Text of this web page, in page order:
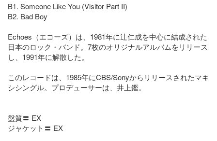
B1. Someone Like You (Visitor Part II)
B2. Bad Boy
Echoes（エコーズ）は、1981年に辻仁成を中心に結成された
日本のロック・バンド。7枚のオリジナルアルバムをリリース
し、1991年に解散した。
このレコードは、1985年にCBS/Sonyからリリースされたマキ
シシングル。プロデューサーは、井上鑑。
盤質〓 EX
ジャケット〓 EX